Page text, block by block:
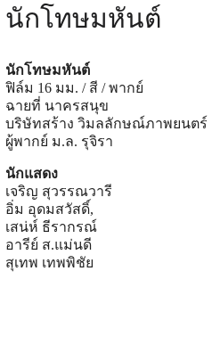
นักโทษมหันต์
นักโทษมหันต์
ฟิล์ม 16 มม. / สี / พากย์
ฉายที่ นาครสนุข
บริษัทสร้าง วิมลลักษณ์ภาพยนตร์
ผู้พากย์ ม.ล. รุจิรา
นักแสดง
เจริญ สุวรรณวารี
อิ่ม อุดมสวัสดิ์,
เสน่ห์ ธีรากรณ์
อารีย์ ส.แม่นดี
สุเทพ เทพพิชัย